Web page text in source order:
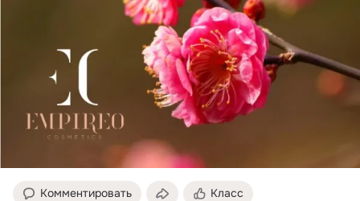
Комментировать Класс